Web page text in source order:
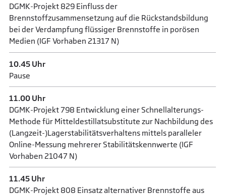
DGMK-Projekt 829 Einfluss der
Brennstoffzusammensetzung auf die Rückstandsbildung
bei der Verdampfung flüssiger Brennstoffe in porösen
Medien (IGF Vorhaben 21317 N)
10.45 Uhr
Pause
11.00 Uhr
DGMK-Projekt 798 Entwicklung einer Schnellalterungs-
Methode für Mitteldestillatsubstitute zur Nachbildung des
(Langzeit-)Lagerstabilitätsverhaltens mittels paralleler
Online-Messung mehrerer Stabilitätskennwerte (IGF
Vorhaben 21047 N)
11.45 Uhr
DGMK-Projekt 808 Einsatz alternativer Brennstoffe aus